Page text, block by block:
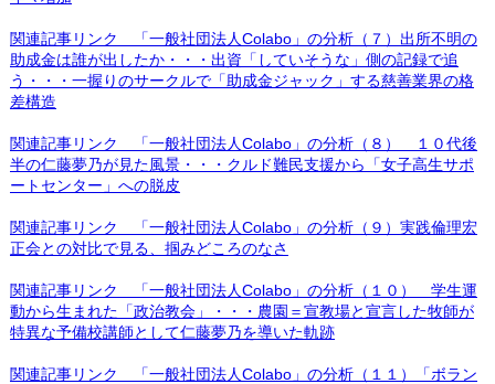
関連記事リンク 「一般社団法人Colabo」の分析（７）出所不明の
助成金は誰が出したか・・・出資「していそうな」側の記録で追
う・・・一握りのサークルで「助成金ジャック」する慈善業界の格
差構造
関連記事リンク 「一般社団法人Colabo」の分析（８） １０代後
半の仁藤夢乃が見た風景・・・クルド難民支援から「女子高生サポ
ートセンター」への脱皮
関連記事リンク 「一般社団法人Colabo」の分析（９）実践倫理宏
正会との対比で見る、掴みどころのなさ
関連記事リンク 「一般社団法人Colabo」の分析（１０） 学生運
動から生まれた「政治教会」・・・農園＝宣教場と宣言した牧師が
特異な予備校講師として仁藤夢乃を導いた軌跡
関連記事リンク 「一般社団法人Colabo」の分析（１１）「ボラン